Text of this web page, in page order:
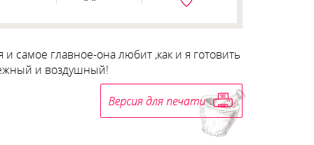
самое главное-она любит ,как и я готовить
и воздушный!